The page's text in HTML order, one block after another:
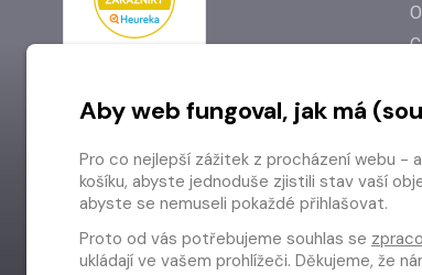
Aby web fungoval, jak má
Pro co nejlepší zážitek z procházení webu -
košíku, abyste jednoduše zjistili stav vaší
abyste se nemuseli pokaždé přihlašovat.
Proto od vás potřebujeme souhlas se
ukládají ve vašem prohlížeči. Děkujeme, že